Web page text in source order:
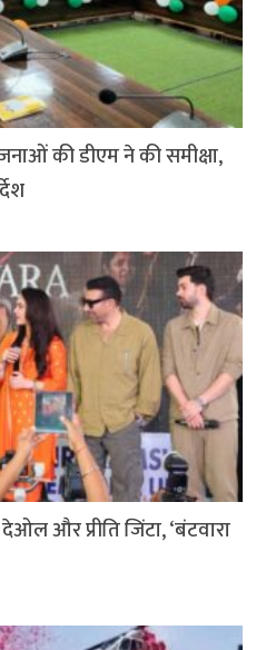
की डीएम ने की समीक्षा,
और प्रीति जिंटा, ‘बंटवारा